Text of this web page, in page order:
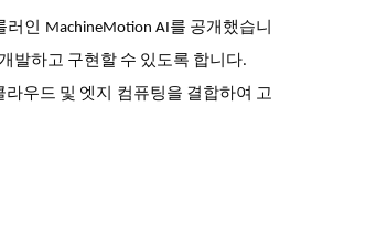
인 MachineMotion AI를 공개했습니
발하고 구현할 수 있도록 합니다.
우드 및 엣지 컴퓨팅을 결합하여 고